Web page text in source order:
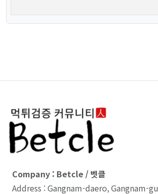
Company : Betcle / 벳클
Address : Gangnam-daero, Gangnam-